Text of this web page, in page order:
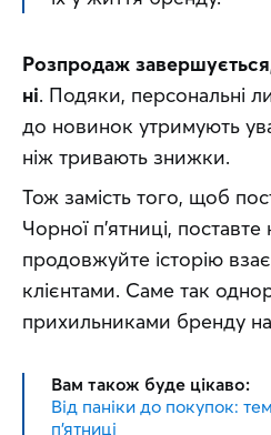
Розпродаж
ні. Подяки, персональні
до новинок утримують
ніж тривають знижки.
Тож замість того, щоб
Чорної п’ятниці,
продовжуйте історію
клієнтами. Саме так
прихильниками бренду
Вам також буде цікаво:
Від паніки до покупок:
п’ятниці